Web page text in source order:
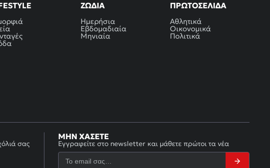
ΖΏΔΙΑ
Ημερήσια
Εβδομαδιαία
Μηνιαία
ΠΡΩΤΟΣΈΛΙΔΑ
Αθλητικά
Οικονομικά
Πολιτικά
σας
ΜΗΝ ΧΆΣΕΤΕ
Εγγραφείτε στο newsletter και μάθετε πρώτοι τα νέα